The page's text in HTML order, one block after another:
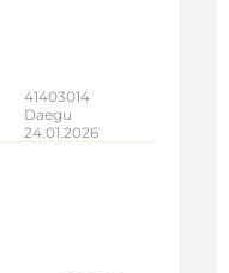
41403014
Daegu
24.01.2026